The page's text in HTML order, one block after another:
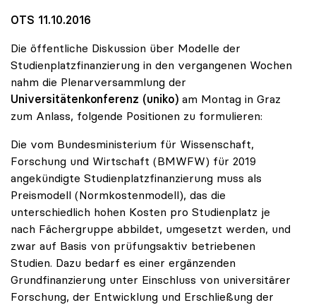
OTS 11.10.2016
Die öffentliche Diskussion über Modelle der
Studienplatzfinanzierung in den vergangenen Wochen
nahm die Plenarversammlung der
Universitätenkonferenz (uniko) am Montag in Graz
zum Anlass, folgende Positionen zu formulieren:
Die vom Bundesministerium für Wissenschaft,
Forschung und Wirtschaft (BMWFW) für 2019
angekündigte Studienplatzfinanzierung muss als
Preismodell (Normkostenmodell), das die
unterschiedlich hohen Kosten pro Studienplatz je
nach Fächergruppe abbildet, umgesetzt werden, und
zwar auf Basis von prüfungsaktiv betriebenen
Studien. Dazu bedarf es einer ergänzenden
Grundfinanzierung unter Einschluss von universitärer
Forschung, der Entwicklung und Erschließung der